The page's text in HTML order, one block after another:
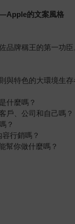
的文案風格
品牌稱王的第一功臣
與特色的大環境生存
什麼嗎？
戶、公司和自己嗎？
？
行銷嗎？
幫你做什麼嗎？